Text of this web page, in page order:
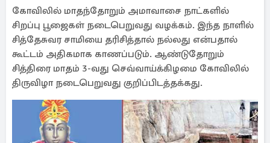
கோவிலில் மாதந்தோறும் அமாவாசை நாட்களில்
சிறப்பு பூஜைகள் நடைபெறுவது வழக்கம். இந்த நாளில்
சித்தேசுவர சாமியை தரிசித்தால் நல்லது என்பதால்
கூட்டம் அதிகமாக காணப்படும். ஆண்டுதோறும்
சித்திரை மாதம் 3-வது செவ்வாய்க்கிழமை கோவிலில்
திருவிழா நடைபெறுவது குறிப்பிடத்தக்கது.